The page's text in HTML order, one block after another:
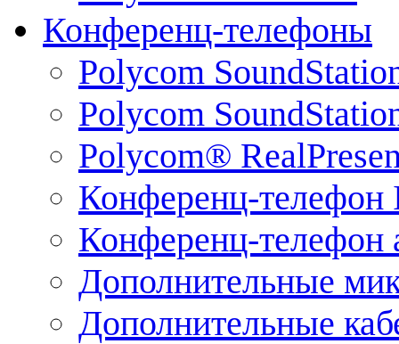
Конференц-телефоны
Polycom
Polycom
Polycom®
Конференц-телефон
Конференц-телефон
Дополнительные
Дополнительные